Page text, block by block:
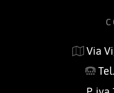
Via